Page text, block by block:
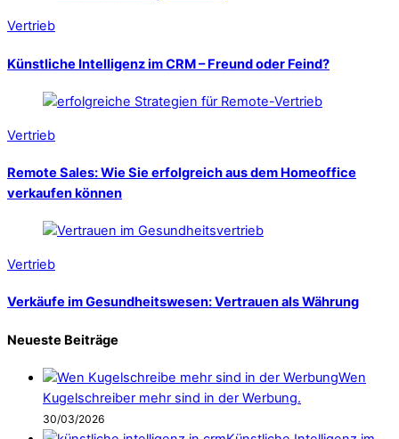
Vertrieb
Künstliche Intelligenz im CRM – Freund oder Feind?
Vertrieb
Remote Sales: Wie Sie erfolgreich aus dem Homeoffice
verkaufen können
Vertrieb
Verkäufe im Gesundheitswesen: Vertrauen als Währung
Neueste Beiträge
Wen
Kugelschreiber mehr sind in der Werbung.
30/03/2026